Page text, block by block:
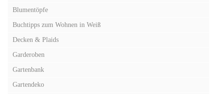
Blumentöpfe
Buchtipps zum Wohnen in Weiß
Decken & Plaids
Garderoben
Gartenbank
Gartendeko